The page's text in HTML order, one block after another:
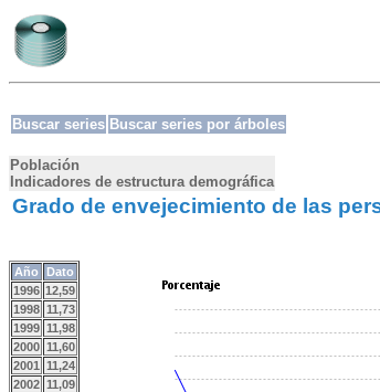
Buscar series Buscar series por árboles
Población
Indicadores de estructura demográfica
Grado de envejecimiento de las
Año
Dato
1996 12,59
1998 11,73
1999 11,98
2000 11,60
2001 11,24
2002 11,09